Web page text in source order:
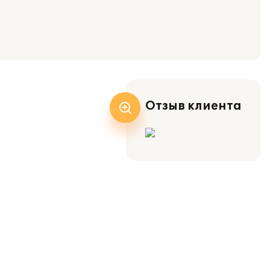
Отзыв клиента